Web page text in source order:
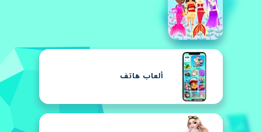
ألعاب هاتف